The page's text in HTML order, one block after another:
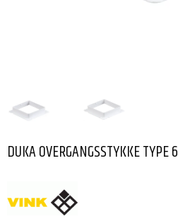
DUKA OVERGANGSSTYKKE TYPE 6